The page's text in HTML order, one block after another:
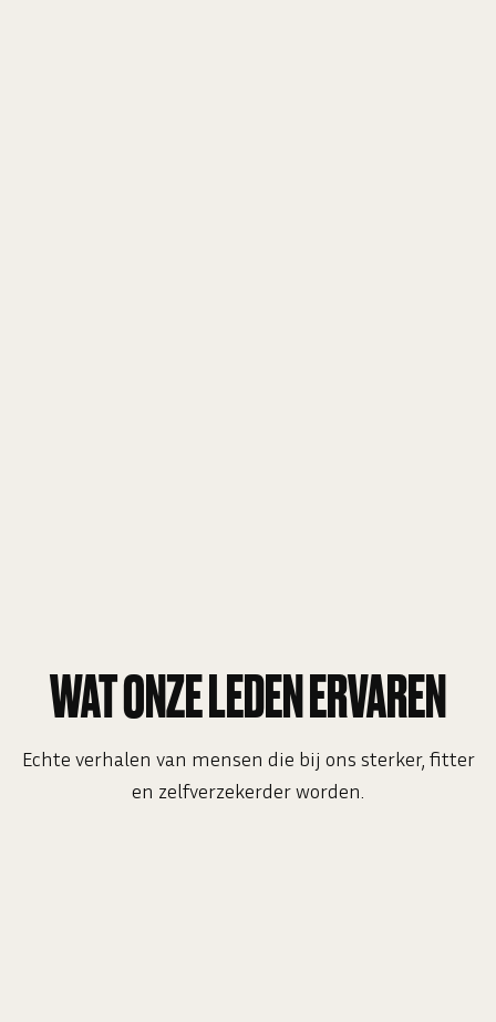
WAT ONZE LEDEN ERVAREN
Echte verhalen van mensen die bij ons sterker, fitter
en zelfverzekerder worden.